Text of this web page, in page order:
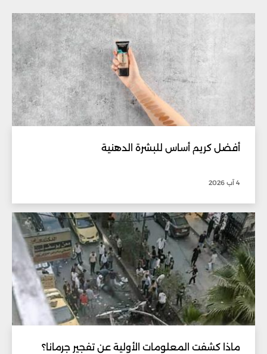
أفضل كريم أساس للبشرة الدهنية
4 آب 2026
ماذا كشفت المعلومات الأولية عن تفجير جرمانا؟